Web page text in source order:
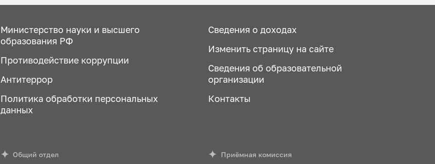
Министерство науки и высшего
образования РФ
Противодействие коррупции
Антитеррор
Политика обработки персональных
данных
Сведения о доходах
Изменить страницу на сайте
Сведения об образовательной
организации
Контакты
Общий отдел Приёмная комиссия